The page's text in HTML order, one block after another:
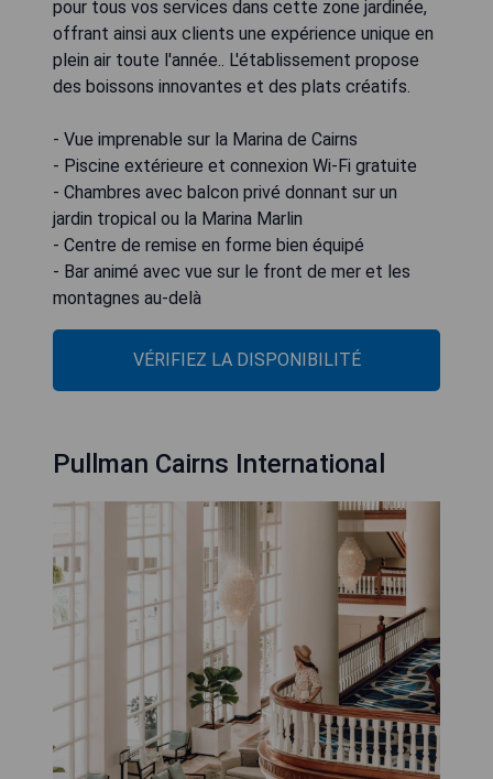
pour tous vos services dans cette zone jardinée,
offrant ainsi aux clients une expérience unique en
plein air toute l'année.. L'établissement propose
des boissons innovantes et des plats créatifs.
- Vue imprenable sur la Marina de Cairns
- Piscine extérieure et connexion Wi-Fi gratuite
- Chambres avec balcon privé donnant sur un
jardin tropical ou la Marina Marlin
- Centre de remise en forme bien équipé
- Bar animé avec vue sur le front de mer et les
montagnes au-delà
VÉRIFIEZ LA DISPONIBILITÉ
Pullman Cairns International